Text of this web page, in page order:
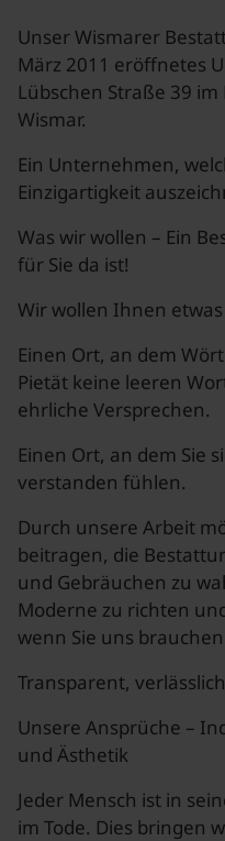
Unser Wismarer
März 2011 eröffnetes
Lübschen Straße 39
Wismar.
Ein Unternehmen,
Einzigartigkeit
Was wir wollen – Ein
für Sie da ist!
Wir wollen Ihnen
Einen Ort, an dem
Pietät keine leeren
ehrliche Versprechen.
Einen Ort, an dem Sie
verstanden fühlen.
Durch unsere Arbeit
beitragen, die
und Gebräuchen zu
Moderne zu richten
wenn Sie uns
Transparent,
Unsere Ansprüche –
und Ästhetik
Jeder Mensch ist in
im Tode. Dies bringen